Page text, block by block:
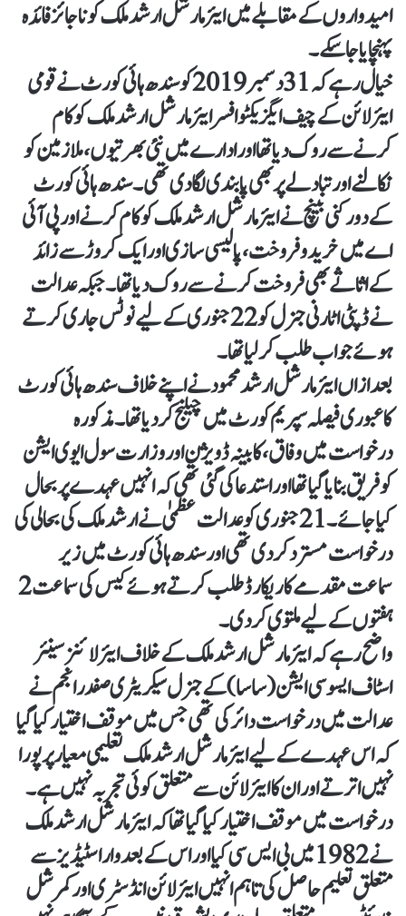
امیدواروں کے مقابلے میں ایئر مارشل ارشد ملک کو ناجائز فائدہ
پہنچایا جاسکے۔
خیال رہے کہ 31 دسمبر 2019 کو سندھ ہائی کورٹ نے قومی
ایئر لائن کے چیف ایگزیکٹو افسر ایئر مارشل ارشد ملک کو کام
کرنے سے روک دیا تھا اور ادارے میں نئی بھرتیوں، ملازمین کو
نکالنے اور تبادلے پر بھی پابندی لگادی تھی۔ سندھ ہائی کورٹ
کے دو رکنی بینچ نے ایئر مارشل ارشد ملک کو کام کرنے اور پی آئی
اے میں خرید و فروخت، پالیسی سازی اور ایک کروڑ سے زائد
کے اثاثے بھی فروخت کرنے سے روک دیا تھا۔ جبکہ عدالت
نے ڈپٹی اٹارنی جنرل کو 22 جنوری کے لیے نوٹس جاری کرتے
ہوئے جواب طلب کر لیا تھا۔
بعد ازاں ایئر مارشل ارشد محمود نے اپنے خلاف سندھ ہائی کورٹ
کا عبوری فیصلہ سپریم کورٹ میں چیلنج کردیا تھا۔مذکورہ
درخواست میں وفاق، کابینہ ڈویژن اور وزارت سول ایوی ایشن
کو فریق بنایا گیا تھا اور استدعا کی گئی تھی کہ انہیں عہدے پر بحال
کیا جائے۔ 21جنوری کو عدالت عظمیٰ نے ارشد ملک کی بحالی کی
درخواست مسترد کردی تھی اور سندھ ہائی کورٹ میں زیر
سماعت مقدمے کا ریکارڈ طلب کرتے ہوئے کیس کی سماعت 2
ہفتوں کے لیے ملتوی کردی۔
واضح رہے کہ ایئر مارشل ارشد ملک کے خلاف ایئر لائنز سینئر
اسٹاف ایسوسی ایشن (ساسا) کے جنرل سیکریٹری صفدر انجم نے
عدالت میں درخواست دائر کی تھی جس میں موقف اختیار کیا گیا
کہ اس عہدے کے لیے ایئر مارشل ارشد ملک تعلیمی معیار پر پورا
نہیں اترتے اور ان کا ایئر لائن سے متعلق کوئی تجربہ نہیں ہے۔
درخواست میں موقف اختیار کیا گیا تھا کہ ایئر مارشل ارشد ملک
نے 1982 میں بی ایس سی کیا اور اس کے بعد وار اسٹیڈیز سے
متعلق تعلیم حاصل کی تاہم انہیں ایئر لائن انڈسٹری اور کمرشل